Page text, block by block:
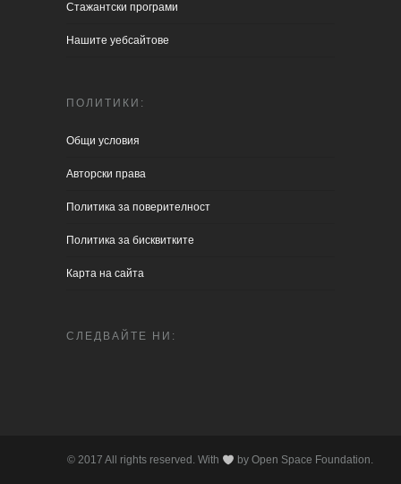
Стажантски програми
Нашите уебсайтове
ПОЛИТИКИ:
Общи условия
Aвторски права
Политика за поверителност
Политика за бисквитките
Карта на сайта
СЛЕДВАЙТЕ НИ:
© 2017 All rights reserved. With by Open Space Foundation.